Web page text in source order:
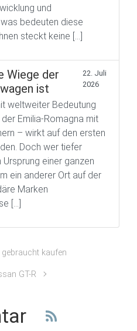
und
bedeuten diese
steckt keine […]
Wiege der
ist
22. Juli
2026
weltweiter Bedeutung
Emilia-Romagna mit
– wirkt auf den ersten
Doch wer tiefer
einer ganzen
ein anderer Ort auf der
Marken
[…]
kaufen
GT-R